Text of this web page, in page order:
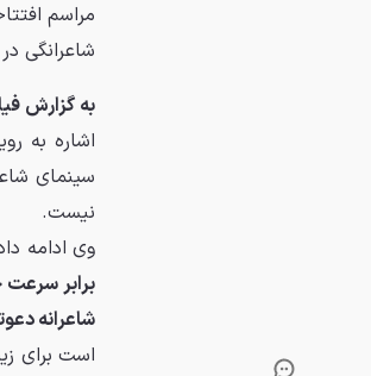
مراسم
شاعرانگی
به گزارش
اشاره به
سینمای
نیست.
وی ادامه
برابر
شاعرانه
است برای